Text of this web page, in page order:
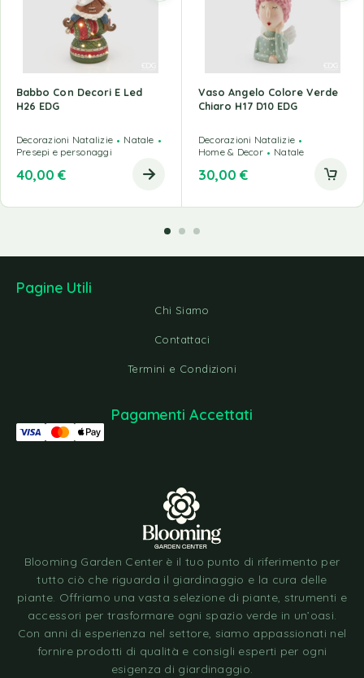
Babbo Con Decori E Led
H26 EDG
Decorazioni Natalizie
Natale
Presepi e personaggi
40,00 €
Vaso Angelo Colore Verde
Chiaro H17 D10 EDG
Decorazioni Natalizie
Home & Decor
Natale
30,00 €
Pagine Utili
Chi Siamo
Contattaci
Termini e Condizioni
Blooming Garden Center è il tuo punto di riferimento per
tutto ciò che riguarda il giardinaggio e la cura delle
piante. Offriamo una vasta selezione di piante, strumenti e
accessori per trasformare ogni spazio verde in un’oasi.
Con anni di esperienza nel settore, siamo appassionati nel
fornire prodotti di qualità e consigli esperti per ogni
esigenza di giardinaggio.
Pagamenti Accettati